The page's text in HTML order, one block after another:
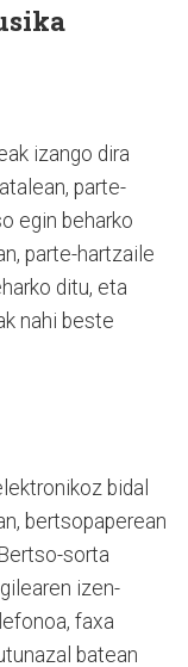
izango dira
parte-
egin beharko
parte-hartzaile
ditu, eta
nahi beste
bidal
bertsopaperean
sorta
izen-
faxa
batean